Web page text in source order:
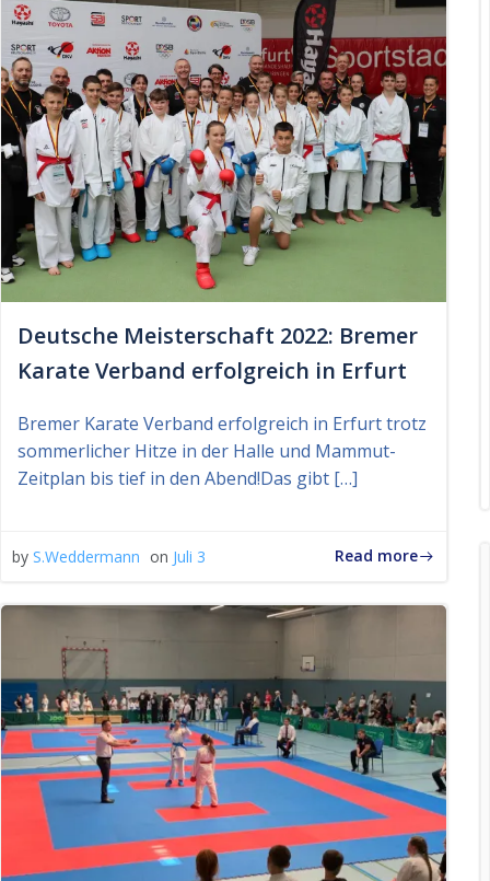
Deutsche Meisterschaft 2022: Bremer
Karate Verband erfolgreich in Erfurt
Bremer Karate Verband erfolgreich in Erfurt trotz
sommerlicher Hitze in der Halle und Mammut-
Zeitplan bis tief in den Abend!Das gibt […]
by S.Weddermann on Juli 3 Read more